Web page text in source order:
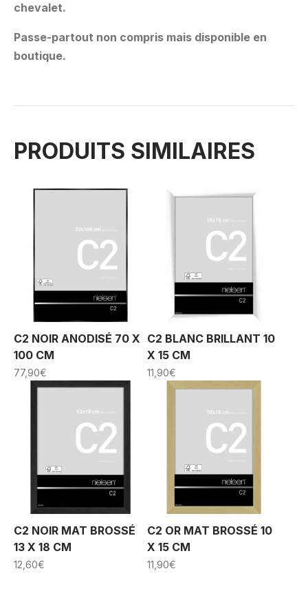
chevalet.
Passe-partout non compris mais disponible en
boutique.
PRODUITS SIMILAIRES
C2 NOIR ANODISÉ 70 X
100 CM
77,90€
C2 BLANC BRILLANT 10
X 15 CM
11,90€
C2 NOIR MAT BROSSÉ
13 X 18 CM
12,60€
C2 OR MAT BROSSÉ 10
X 15 CM
11,90€